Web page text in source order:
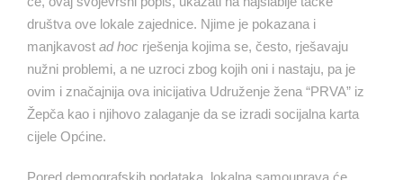
društva ove lokale zajednice. Njime je pokazana i
manjkavost ad hoc rješenja kojima se, često, rješavaju
nužni problemi, a ne uzroci zbog kojih oni i nastaju, pa je
ovim i značajnija ova inicijativa Udruženje žena “PRVA” iz
Žepča kao i njihovo zalaganje da se izradi socijalna karta
cijele Općine.